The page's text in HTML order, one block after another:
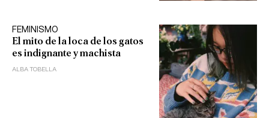
FEMINISMO
El mito de la loca de los gatos
es indignante y machista
ALBA TOBELLA